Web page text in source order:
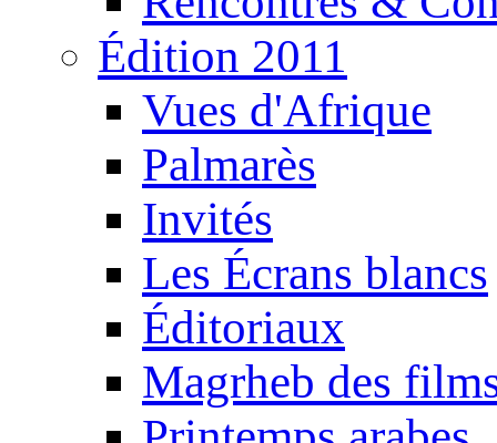
Édition 2011
Vues d'Afrique
Palmarès
Invités
Les Écrans blancs
Éditoriaux
Magrheb des